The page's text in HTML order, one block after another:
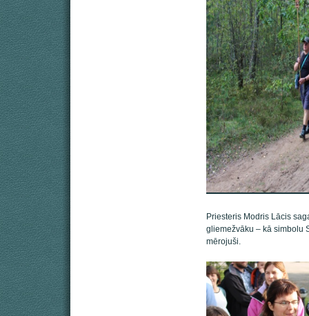
Priesteris Modris Lācis
gliemežvāku – kā simbolu
mērojuši.